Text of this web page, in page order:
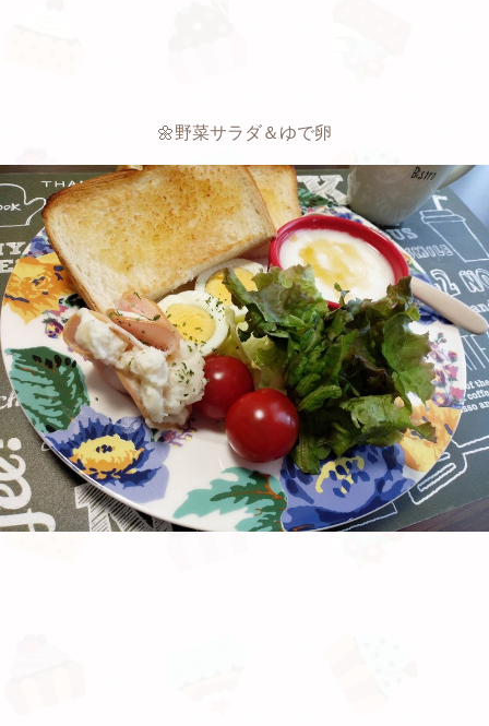
🌼野菜サラダ＆ゆで卵